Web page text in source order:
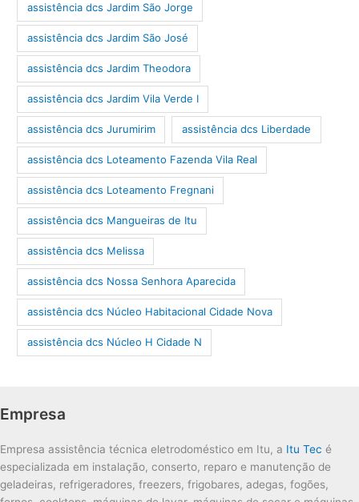
assistência dcs Jardim São Jorge
assistência dcs Jardim São José
assistência dcs Jardim Theodora
assistência dcs Jardim Vila Verde I
assistência dcs Jurumirim assistência dcs Liberdade
assistência dcs Loteamento Fazenda Vila Real
assistência dcs Loteamento Fregnani
assistência dcs Mangueiras de Itu
assistência dcs Melissa
assistência dcs Nossa Senhora Aparecida
assistência dcs Núcleo Habitacional Cidade Nova
assistência dcs Núcleo H Cidade N
Empresa
Empresa assistência técnica eletrodoméstico em Itu, a Itu Tec é
especializada em instalação, conserto, reparo e manutenção de
geladeiras, refrigeradores, freezers, frigobares, adegas, fogões,